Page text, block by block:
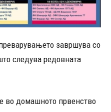
завршува со
следува редовната
во домашното првенство